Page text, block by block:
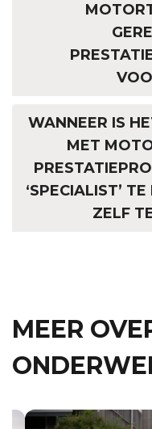
WANNEER IS
MET
‘SPECIALIST’
ZELF
MEER